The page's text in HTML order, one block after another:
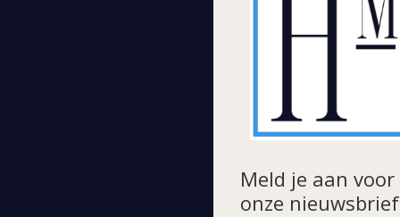
Meld je aan voor
onze nieuwsbrief